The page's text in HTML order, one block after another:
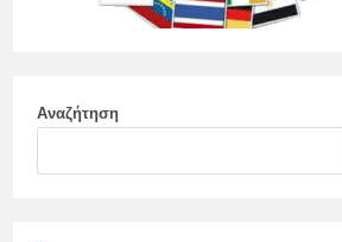
Αναζήτηση